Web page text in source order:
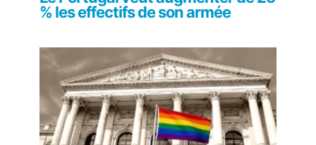
% les effectifs de son armée